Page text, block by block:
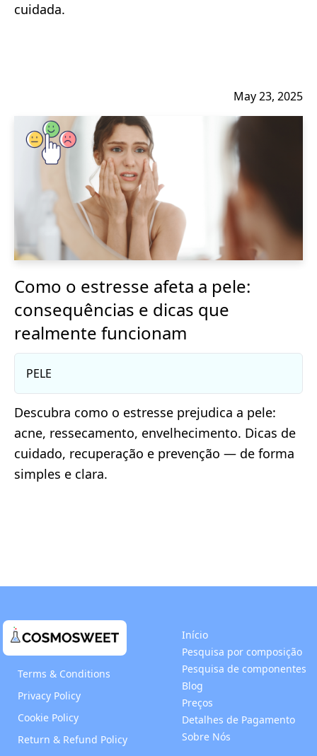
cuidada.
May 23, 2025
Como o estresse afeta a pele:
consequências e dicas que
realmente funcionam
PELE
Descubra como o estresse prejudica a pele:
acne, ressecamento, envelhecimento. Dicas de
cuidado, recuperação e prevenção — de forma
simples e clara.
Início
Pesquisa por composição
Pesquisa de componentes
Blog
Preços
Detalhes de Pagamento
Sobre Nós
Terms & Conditions
Privacy Policy
Cookie Policy
Return & Refund Policy